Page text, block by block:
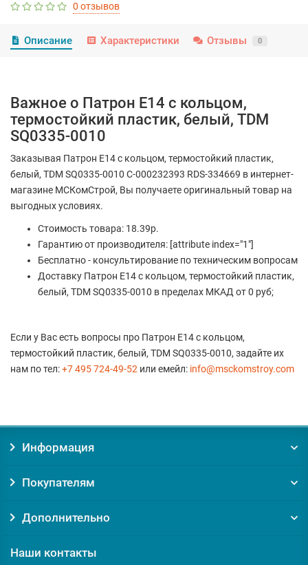
0 отзывов
Описание Характеристики Отзывы 0
Важное о Патрон Е14 с кольцом,
термостойкий пластик, белый, TDM
SQ0335-0010
Заказывая Патрон Е14 с кольцом, термостойкий пластик,
белый, TDM SQ0335-0010 С-000232393 RDS-334669 в интернет-
магазине МСКомСтрой, Вы получаете оригинальный товар на
выгодных условиях.
Стоимость товара: 18.39р.
Гарантию от производителя: [attribute index="1"]
Бесплатно - консультирование по техническим вопросам
Доставку Патрон Е14 с кольцом, термостойкий пластик,
белый, TDM SQ0335-0010 в пределах МКАД от 0 руб;
Если у Вас есть вопросы про Патрон Е14 с кольцом,
термостойкий пластик, белый, TDM SQ0335-0010, задайте их
нам по тел:+7 495 724-49-52 или емейл: info@msckomstroy.com
Информация
Покупателям
Дополнительно
Наши контакты